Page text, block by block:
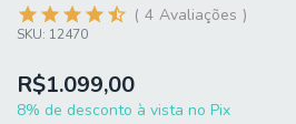
4 Avaliações
SKU: 12470
R$1.099,00
8% de desconto à vista no Pix